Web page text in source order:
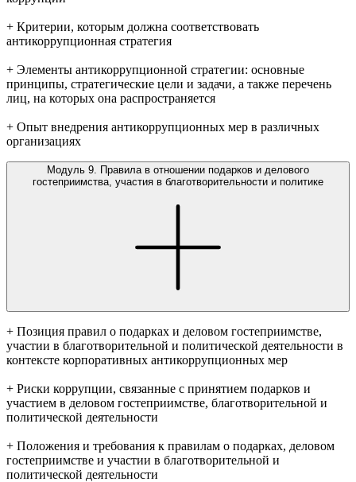
+ Критерии, которым должна соответствовать
антикоррупционная стратегия
+ Элементы антикоррупционной стратегии: основные
принципы, стратегические цели и задачи, а также перечень
лиц, на которых она распространяется
+ Опыт внедрения антикоррупционных мер в различных
организациях
Модуль 9. Правила в отношении подарков и делового
гостеприимства, участия в благотворительности и политике
+ Позиция правил о подарках и деловом гостеприимстве,
участии в благотворительной и политической деятельности в
контексте корпоративных антикоррупционных мер
+ Риски коррупции, связанные с принятием подарков и
участием в деловом гостеприимстве, благотворительной и
политической деятельности
+ Положения и требования к правилам о подарках, деловом
гостеприимстве и участии в благотворительной и
политической деятельности